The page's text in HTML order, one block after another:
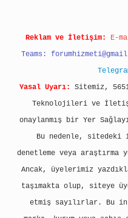
Reklam ve İletişim: E-
Teams:
Yasal Uyarı:
Sitemiz,
Teknolojileri ve
onaylanmış bir Yer
Bu nedenle,
denetleme veya araştırma
Ancak, üyelerimiz
taşımakta olup, siteye
etmiş sayılırlar. Bu